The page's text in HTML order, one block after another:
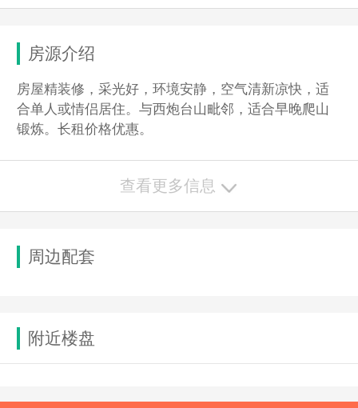
房源介绍
房屋精装修，采光好，环境安静，空气清新凉快，适
合单人或情侣居住。与西炮台山毗邻，适合早晚爬山
锻炼。长租价格优惠。
查看更多信息
周边配套
附近楼盘